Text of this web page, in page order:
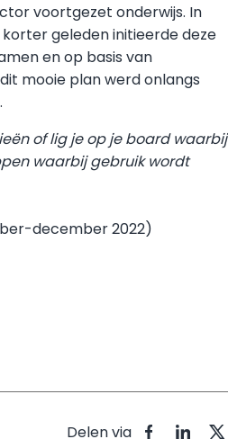
voortgezet onderwijs. In
korter geleden initieerde deze
en op basis van
mooie plan werd onlangs
of lig je op je board waarbij
waarbij gebruik wordt
december 2022)
Delen via